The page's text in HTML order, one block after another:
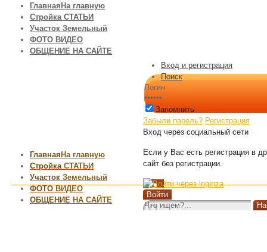
Главная На главную
Стройка СТАТЬИ
Участок Земельный
ФОТО ВИДЕО
ОБЩЕНИЕ НА САЙТЕ
Вход и регистрация
Поиск
Запомнить
Забыли пароль? Регистрация
Вход через социальный сети
Если у Вас есть регистрация в
сайт без регистрации.
Главная На главную
Стройка СТАТЬИ
Участок Земельный
ФОТО ВИДЕО
ОБЩЕНИЕ НА САЙТЕ